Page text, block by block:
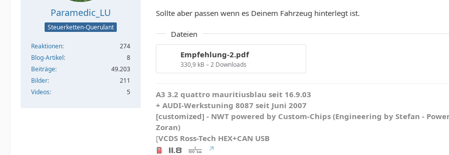
Paramedic_LU
Steuerketten-Querulant
Reaktionen
274
Blog-Artikel
8
Beiträge
49.203
Bilder
211
Videos
5
Sollte aber passen wenn es Deinem Fahrzeug hinterlegt ist.
Dateien
Empfehlung-2.pdf
330,9 kB – 2 Downloads
A3 3.2 quattro mauritiusblau seit 16.9.03
+ AUDI-Werkstuning 8087 seit Juni 2007
[customized] - NWT powered by Custom-Chips (Engineering by Stefan -
Zoran)
[VCDS Ross-Tech HEX+CAN USB